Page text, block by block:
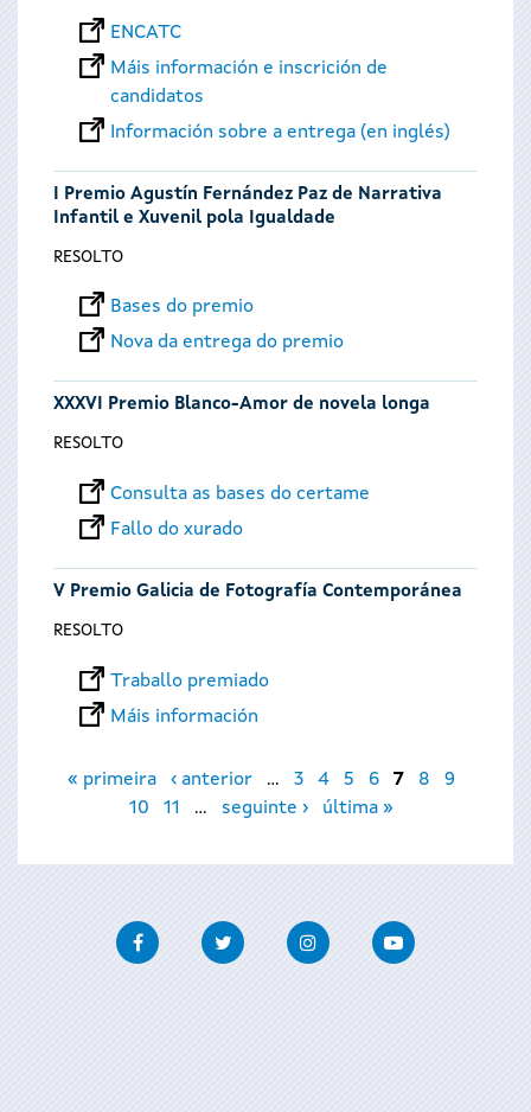
ENCATC
Máis información e inscrición de
candidatos
Información sobre a entrega (en inglés)
I Premio Agustín Fernández Paz de Narrativa
Infantil e Xuvenil pola Igualdade
RESOLTO
Bases do premio
Nova da entrega do premio
XXXVI Premio Blanco-Amor de novela longa
RESOLTO
Consulta as bases do certame
Fallo do xurado
V Premio Galicia de Fotografía Contemporánea
RESOLTO
Traballo premiado
Máis información
Páxinas
« primeira ‹ anterior … 3 4 5 6 7 8
9
10
11 … seguinte › última »
FacebookTwitter InstagramYoutube